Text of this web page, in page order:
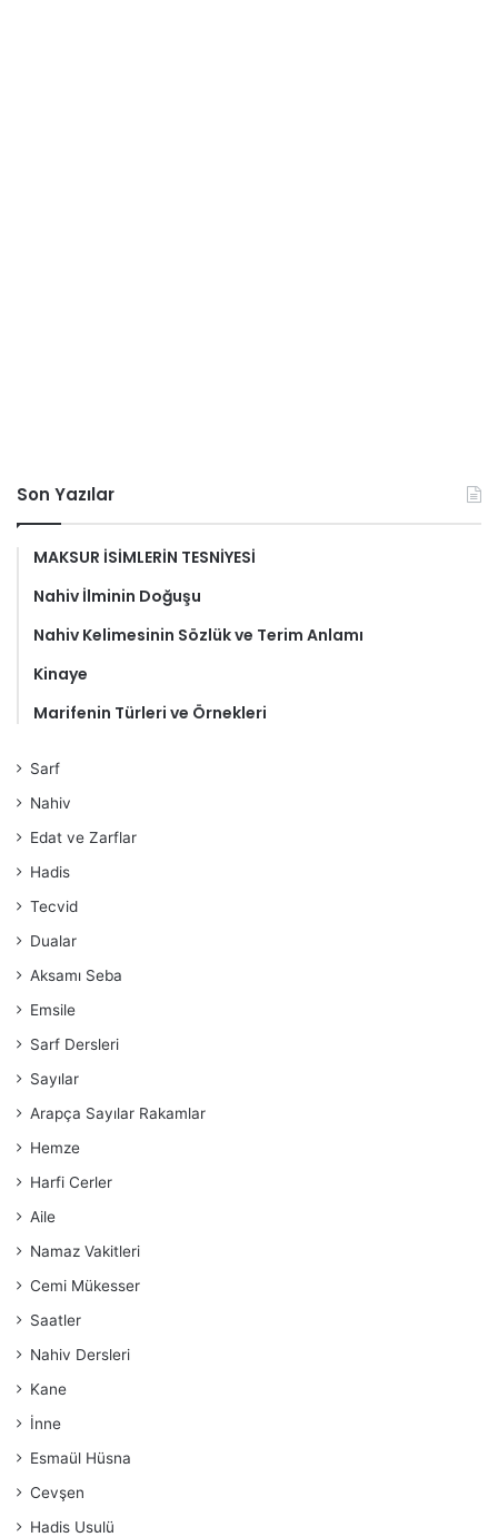
Son Yazılar
MAKSUR İSİMLERİN TESNİYESİ
Nahiv İlminin Doğuşu
Nahiv Kelimesinin Sözlük ve Terim Anlamı
Kinaye
Marifenin Türleri ve Örnekleri
Sarf
Nahiv
Edat ve Zarflar
Hadis
Tecvid
Dualar
Aksamı Seba
Emsile
Sarf Dersleri
Sayılar
Arapça Sayılar Rakamlar
Hemze
Harfi Cerler
Aile
Namaz Vakitleri
Cemi Mükesser
Saatler
Nahiv Dersleri
Kane
İnne
Esmaül Hüsna
Cevşen
Hadis Usulü